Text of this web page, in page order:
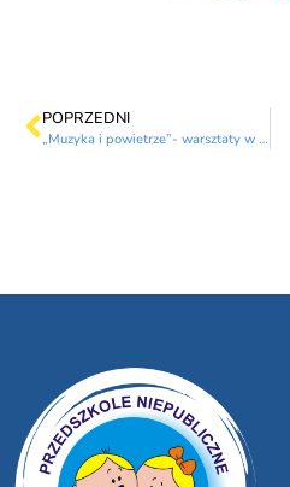
POPRZEDNI
„Muzyka i powietrze”- warsztaty w Filharmonii Krakowskiej